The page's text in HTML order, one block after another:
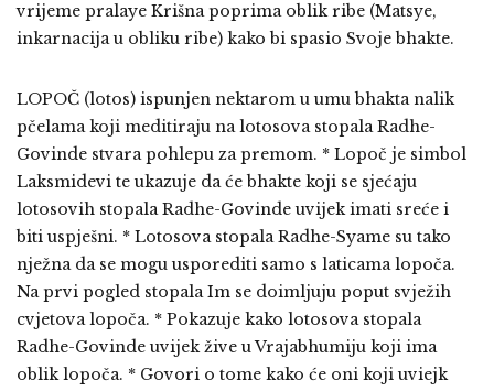
vrijeme pralaye Krišna poprima oblik ribe (Matsye,
inkarnacija u obliku ribe) kako bi spasio Svoje bhakte.
LOPOČ (lotos) ispunjen nektarom u umu bhakta nalik
pčelama koji meditiraju na lotosova stopala Radhe-
Govinde stvara pohlepu za premom. * Lopoč je simbol
Laksmidevi te ukazuje da će bhakte koji se sjećaju
lotosovih stopala Radhe-Govinde uvijek imati sreće i
biti uspješni. * Lotosova stopala Radhe-Syame su tako
nježna da se mogu usporediti samo s laticama lopoča.
Na prvi pogled stopala Im se doimljuju poput svježih
cvjetova lopoča. * Pokazuje kako lotosova stopala
Radhe-Govinde uvijek žive u Vrajabhumiju koji ima
oblik lopoča. * Govori o tome kako će oni koji uviejk